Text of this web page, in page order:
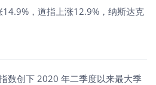
，道指上涨12.9%，纳斯达克
数创下 2020 年二季度以来最大季